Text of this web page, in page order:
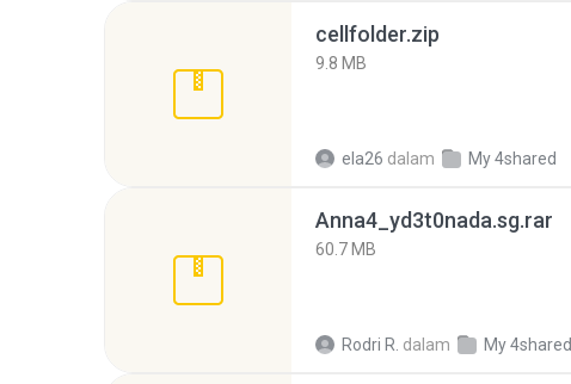
cellfolder.zip
9.8 MB
ela26 dalam My 4shared
Anna4_yd3t0nada.sg.rar
60.7 MB
Rodri R. dalam My 4shared